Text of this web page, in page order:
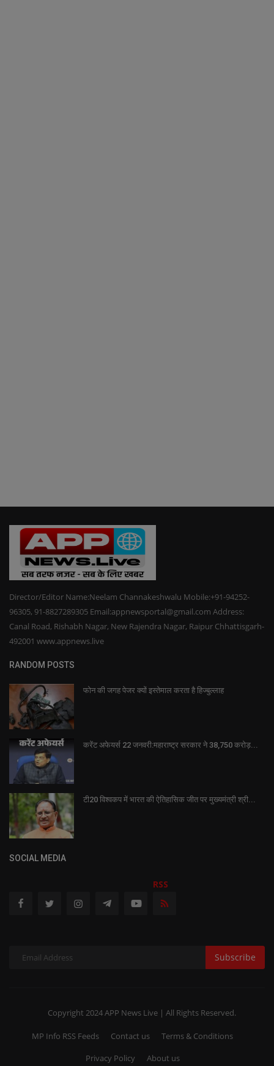
Director/Editor Name:Neelam Channakeshwalu Mobile:+91-94252-
96305, 91-8827289305 Email:appnewsportal@gmail.com Address:
Canal Road, Rishabh Nagar, New Rajendra Nagar, Raipur Chhattisgarh-
492001 www.appnews.live
RANDOM POSTS
फोन की जगह पेजर क्यों इस्तेमाल करता है हिज्बुल्लाह
करेंट अफेयर्स 22 जनवरी:महाराष्ट्र सरकार ने 38,750 करोड़...
टी20 विश्वकप में भारत की ऐतिहासिक जीत पर मुख्यमंत्री श्री...
SOCIAL MEDIA
RSS
Subscribe
Copyright 2024 APP News Live | All Rights Reserved.
MP Info RSS Feeds Contact us
Terms & Conditions
Privacy Policy
About us